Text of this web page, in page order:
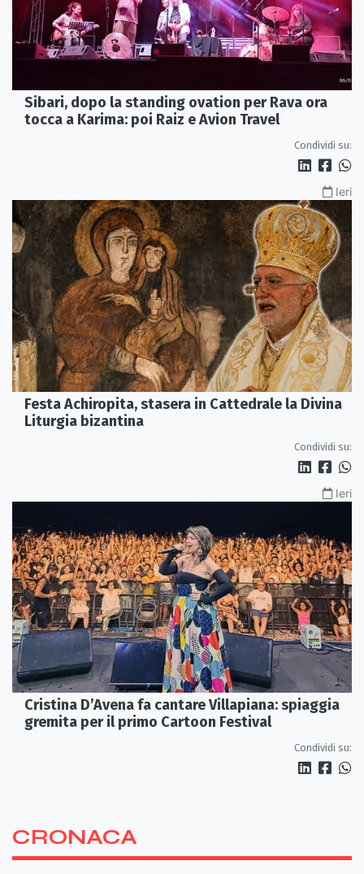
Sibari, dopo la standing ovation per Rava ora
tocca a Karima: poi Raiz e Avion Travel
Condividi su:
Ieri
Festa Achiropita, stasera in Cattedrale la Divina
Liturgia bizantina
Condividi su:
Ieri
Cristina D’Avena fa cantare Villapiana: spiaggia
gremita per il primo Cartoon Festival
Condividi su:
CRONACA